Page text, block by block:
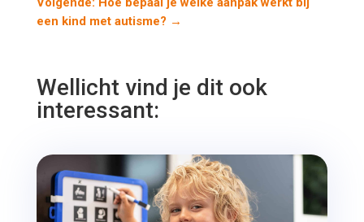
een kind met autisme? →
Wellicht vind je dit ook
interessant: